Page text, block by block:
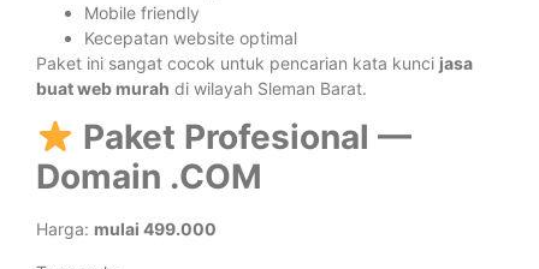
Mobile friendly
Kecepatan website optimal
Paket ini sangat cocok untuk pencarian kata kunci jasa
buat web murah di wilayah Sleman Barat.
Paket Profesional —
Domain .COM
Harga: mulai 499.000